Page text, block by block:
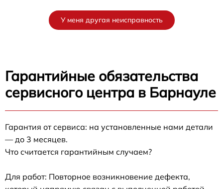
У меня другая неисправность
Гарантийные обязательства
сервисного центра в Барнауле
Гарантия от сервиса: на установленные нами детали
— до 3 месяцев.
Что считается гарантийным случаем?
Для работ: Повторное возникновение дефекта,